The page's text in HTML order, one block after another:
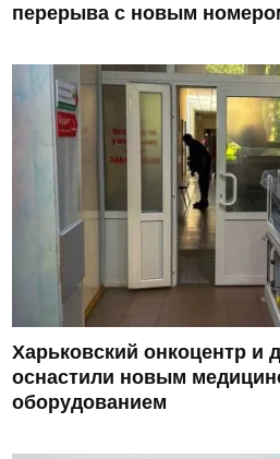
перерыва с новым
Харьковский онкоцентр и
оснастили новым
оборудованием